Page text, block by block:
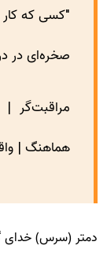
"کسی که
صخره‌ای در
مراقبت‌گر
هماهنگ |
دمتر (سرس) خدای